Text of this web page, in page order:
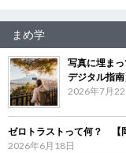
まめ学
写真に埋ま
デジタル指南
2026年7月22
ゼロトラストって何？ 【
2026年6月18日